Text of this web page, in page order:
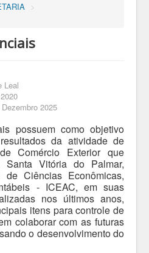
>
Leal
2025
possuem como objetivo
da atividade de
Comércio Exterior que
Santa Vitória do Palmar,
Ciências Econômicas,
- ICEAC, em suas
nos últimos anos,
itens para controle de
colaborar com as futuras
o desenvolvimento do